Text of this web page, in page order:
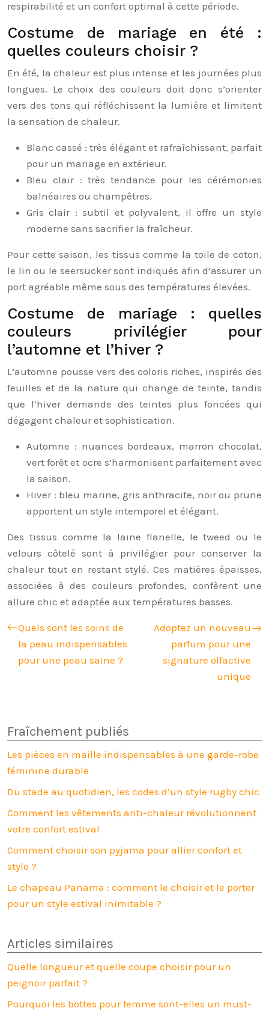
respirabilité et un confort optimal à cette période.
Costume de mariage en été :
quelles couleurs choisir ?
En été, la chaleur est plus intense et les journées plus
longues. Le choix des couleurs doit donc s’orienter
vers des tons qui réfléchissent la lumière et limitent
la sensation de chaleur.
Blanc cassé : très élégant et rafraîchissant, parfait
pour un mariage en extérieur.
Bleu clair : très tendance pour les cérémonies
balnéaires ou champêtres.
Gris clair : subtil et polyvalent, il offre un style
moderne sans sacrifier la fraîcheur.
Pour cette saison, les tissus comme la toile de coton,
le lin ou le seersucker sont indiqués afin d’assurer un
port agréable même sous des températures élevées.
Costume de mariage : quelles
couleurs privilégier pour
l’automne et l’hiver ?
L’automne pousse vers des coloris riches, inspirés des
feuilles et de la nature qui change de teinte, tandis
que l’hiver demande des teintes plus foncées qui
dégagent chaleur et sophistication.
Automne : nuances bordeaux, marron chocolat,
vert forêt et ocre s’harmonisent parfaitement avec
la saison.
Hiver : bleu marine, gris anthracite, noir ou prune
apportent un style intemporel et élégant.
Des tissus comme la laine flanelle, le tweed ou le
velours côtelé sont à privilégier pour conserver la
chaleur tout en restant stylé. Ces matières épaisses,
associées à des couleurs profondes, confèrent une
allure chic et adaptée aux températures basses.
Quels sont les soins de
la peau indispensables
pour une peau saine ?
Adoptez un nouveau
parfum pour une
signature olfactive
unique
Fraîchement publiés
Les pièces en maille indispensables à une garde-robe
féminine durable
Du stade au quotidien, les codes d’un style rugby chic
Comment les vêtements anti-chaleur révolutionnent
votre confort estival
Comment choisir son pyjama pour allier confort et
style ?
Le chapeau Panama : comment le choisir et le porter
pour un style estival inimitable ?
Articles similaires
Quelle longueur et quelle coupe choisir pour un
peignoir parfait ?
Pourquoi les bottes pour femme sont-elles un must-